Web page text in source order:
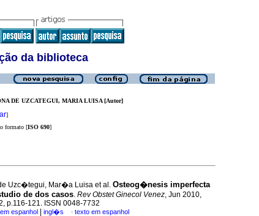
da biblioteca
DE UZCATEGUI, MARIA LUISA [Autor]
]
formato [ISO 690]
Uzc�tegui, Mar�a Luisa et al. Osteog�nesis imperfecta
de dos casos. Rev Obstet Ginecol Venez, Jun 2010,
p.116-121. ISSN 0048-7732
espanhol ingl�s · texto em espanhol